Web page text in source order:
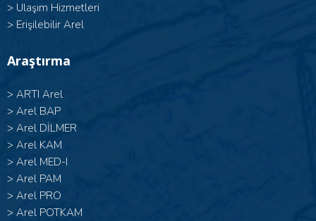
> Ulaşım Hizmetleri
> Erişilebilir Arel
Araştırma
> ARTI Arel
> Arel BAP
> Arel DİLMER
> Arel KAM
> Arel MED-I
> Arel PAM
> Arel PRO
> Arel POTKAM